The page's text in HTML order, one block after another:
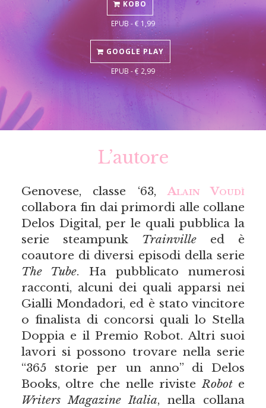
KOBO
EPUB - € 1,99
GOOGLE PLAY
EPUB - € 2,99
L’autore
Genovese, classe ‘63,Alain Voudì
collabora fin dai primordi alle collane
Delos Digital, per le quali pubblica la
serie steampunk Trainville ed è
coautore di diversi episodi della serie
The Tube. Ha pubblicato numerosi
racconti, alcuni dei quali apparsi nei
Gialli Mondadori, ed è stato vincitore
o finalista di concorsi quali lo Stella
Doppia e il Premio Robot. Altri suoi
lavori si possono trovare nella serie
“365 storie per un anno” di Delos
Books, oltre che nelle rivisteRobote
Writers Magazine Italia, nella collana